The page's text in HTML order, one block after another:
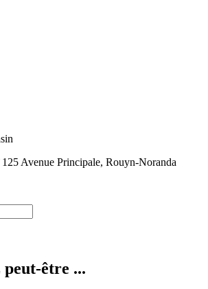
125 Avenue Principale, Rouyn-Noranda
peut-être ...